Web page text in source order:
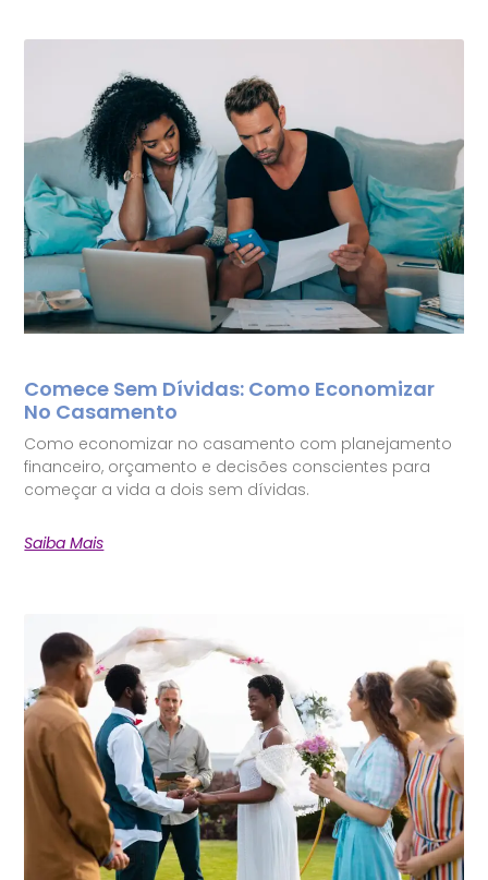
Comece Sem Dívidas: Como Economizar
No Casamento
Como economizar no casamento com planejamento
financeiro, orçamento e decisões conscientes para
começar a vida a dois sem dívidas.
Saiba Mais